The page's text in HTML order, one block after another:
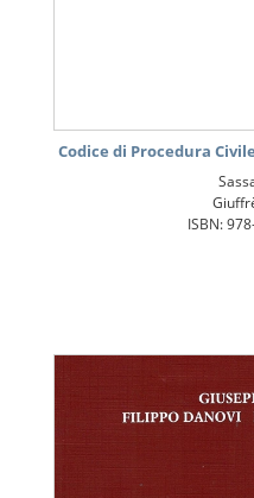
Codice di Procedura
ISBN: